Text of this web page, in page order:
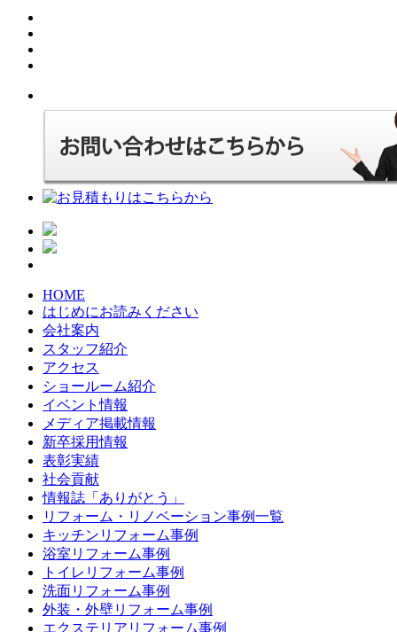
HOME
はじめにお読みください
会社案内
スタッフ紹介
アクセス
ショールーム紹介
イベント情報
メディア掲載情報
新卒採用情報
表彰実績
社会貢献
情報誌「ありがとう」
リフォーム・リノベーション事例一覧
キッチンリフォーム事例
浴室リフォーム事例
トイレリフォーム事例
洗面リフォーム事例
外装・外壁リフォーム事例
エクステリアリフォーム事例